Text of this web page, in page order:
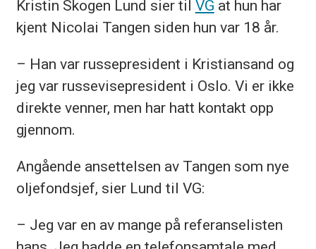
Kristin Skogen Lund sier til VG at hun har
kjent Nicolai Tangen siden hun var 18 år.
– Han var russepresident i Kristiansand og
jeg var russevisepresident i Oslo. Vi er ikke
direkte venner, men har hatt kontakt opp
gjennom.
Angående ansettelsen av Tangen som nye
oljefondsjef, sier Lund til VG:
– Jeg var en av mange på referanselisten